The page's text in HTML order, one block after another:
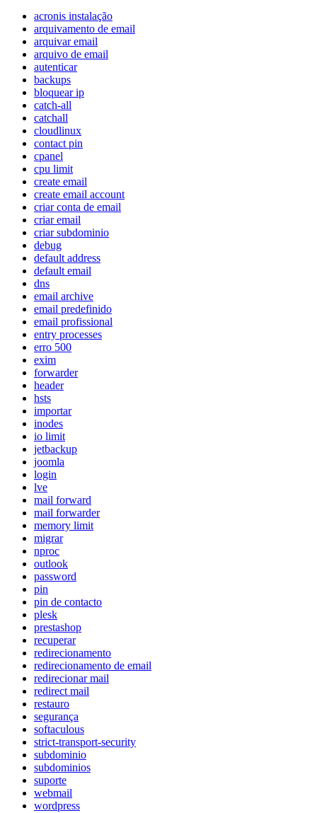
acronis instalação
arquivamento de email
arquivar email
arquivo de email
autenticar
backups
bloquear ip
catch-all
catchall
cloudlinux
contact pin
cpanel
cpu limit
create email
create email account
criar conta de email
criar email
criar subdominio
debug
default address
default email
dns
email archive
email predefinido
email profissional
entry processes
erro 500
exim
forwarder
header
hsts
importar
inodes
io limit
jetbackup
joomla
login
lve
mail forward
mail forwarder
memory limit
migrar
nproc
outlook
password
pin
pin de contacto
plesk
prestashop
recuperar
redirecionamento
redirecionamento de email
redirecionar mail
redirect mail
restauro
segurança
softaculous
strict-transport-security
subdominio
subdominios
suporte
webmail
wordpress